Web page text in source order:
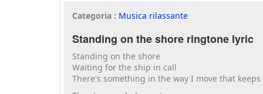
Categoria : Musica rilassante
Standing on the shore ringtone lyric
Standing on the shore
Waiting for the ship in call
There's something in the way I move that